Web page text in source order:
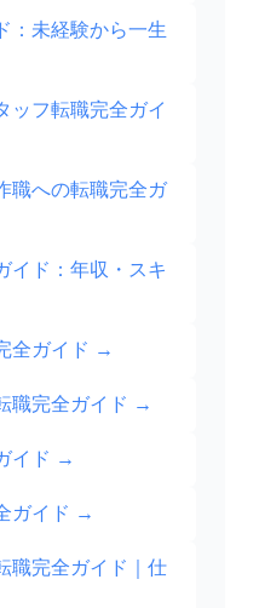
：未経験から一生
ッフ転職完全ガイ
職への転職完全ガ
イド：年収・スキ
全ガイド →
職完全ガイド →
イド →
ガイド →
職完全ガイド｜仕